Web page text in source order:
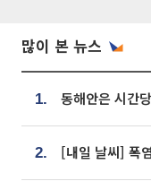
많이 본 뉴스
1.
2.